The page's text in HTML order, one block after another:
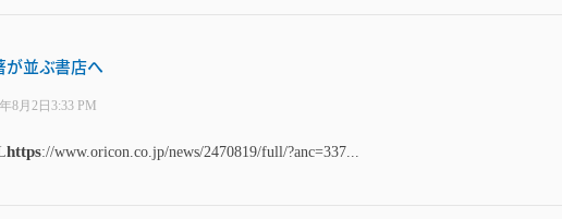
が並ぶ書店へ
8月2日3:33 PM
https://www.oricon.co.jp/news/2470819/full/?anc=337...